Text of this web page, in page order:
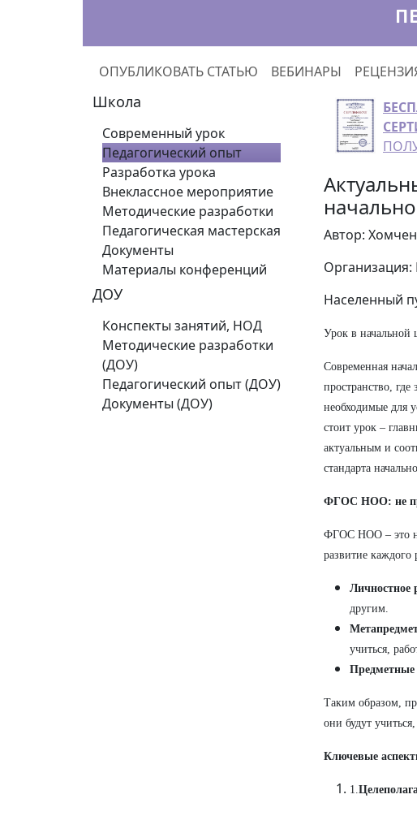
ОПУБЛИКОВАТЬ СТАТЬЮ ВЕБИНАРЫ
Школа
Современный урок
Педагогический опыт
Разработка урока
Внеклассное мероприятие
Методические разработки
Педагогическая мастерская
Документы
Материалы конференций
ДОУ
Конспекты занятий, НОД
Методические разработки
(ДОУ)
Педагогический опыт (ДОУ)
Документы (ДОУ)
Автор:
Населенный
Урок в
Современная
пространство,
необходимые для
стоит урок –
актуальным и
стандарта
ФГОС НОО: не
ФГОС НОО – это
развитие каждого
Личностное
другим.
учиться,
Предметные
Таким образом,
они будут учиться,
Ключевые
1.